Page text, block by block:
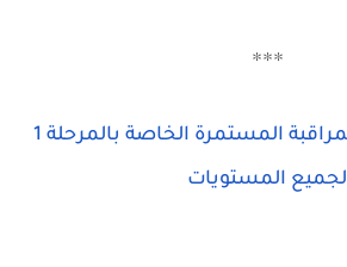
***
مزيد من فروض المراقبة المستمرة الخاصة بالمرحلة 1
لجميع المستويات